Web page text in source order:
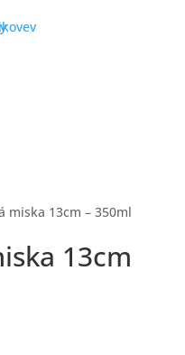
miska 13cm – 350ml
13cm